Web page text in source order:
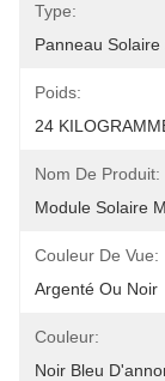
Type:
Panneau Solaire
Poids:
24
Nom De Produit:
Module Solaire
Couleur De Vue:
Argenté Ou Noir
Couleur:
Noir Bleu